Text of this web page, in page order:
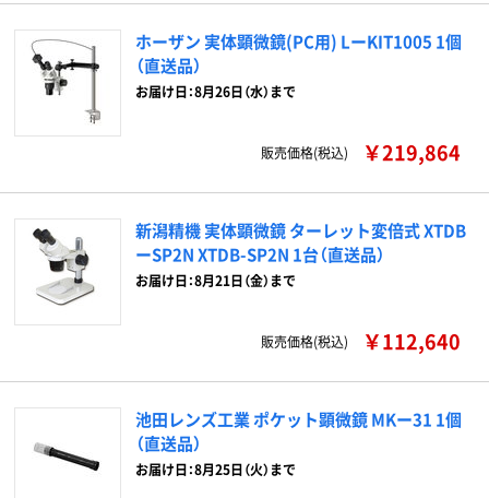
ホーザン 実体顕微鏡(PC用) LーKIT1005 1個
（直送品）
お届け日：8月26日（水）まで
販売価格(税込) ￥219,864
新潟精機 実体顕微鏡 ターレット変倍式 XTDB
ーSP2N XTDB-SP2N 1台（直送品）
お届け日：8月21日（金）まで
販売価格(税込) ￥112,640
池田レンズ工業 ポケット顕微鏡 MKー31 1個
（直送品）
お届け日：8月25日（火）まで